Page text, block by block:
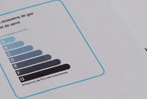
Diagnostic technique
Assurez la pérennité de
avec un diagnostic